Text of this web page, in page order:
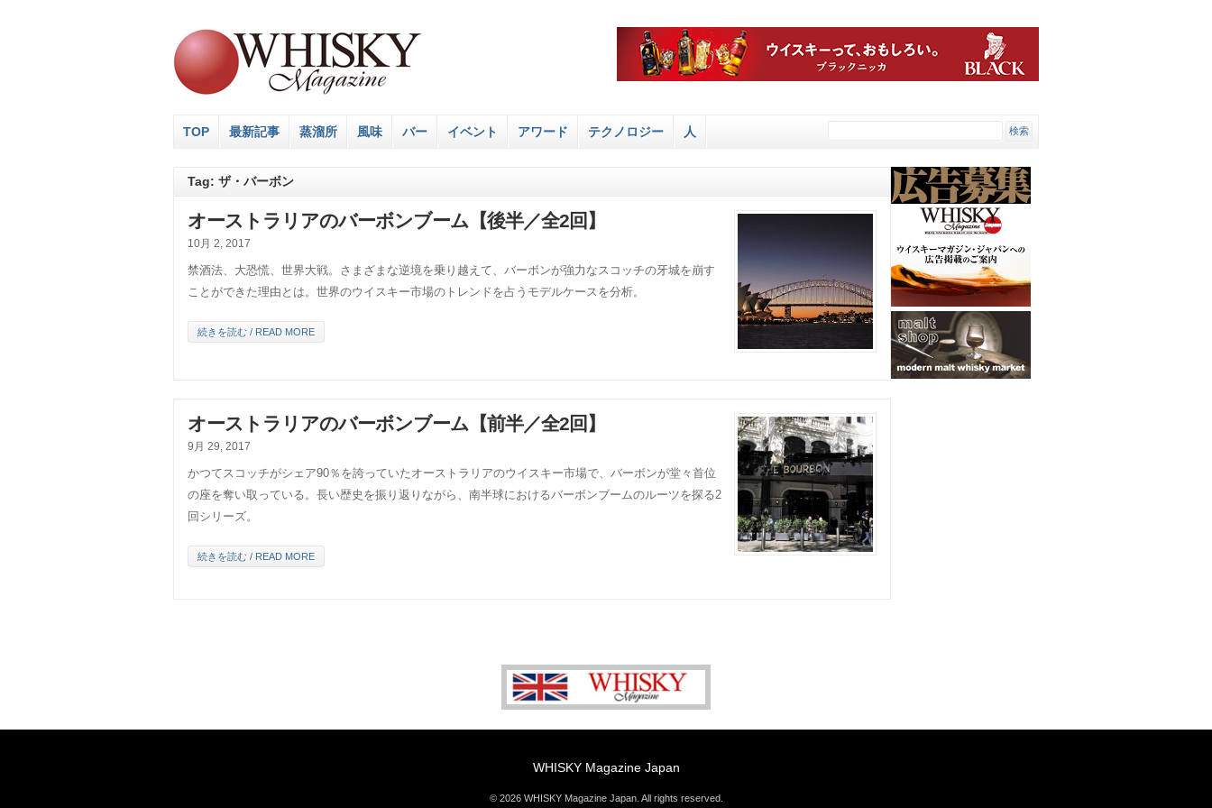
TOP 最新記事 蒸溜所 風味 バー イベント アワード テクノロジー 人
Tag: ザ・バーボン
オーストラリアのバーボンブーム【後半／全2回】
10月 2, 2017
禁酒法、大恐慌、世界大戦。さまざまな逆境を乗り越えて、バーボンが強力なスコッチの牙城を崩す
ことができた理由とは。世界のウイスキー市場のトレンドを占うモデルケースを分析。
続きを読む / READ MORE
オーストラリアのバーボンブーム【前半／全2回】
9月 29, 2017
かつてスコッチがシェア90％を誇っていたオーストラリアのウイスキー市場で、バーボンが堂々首位
の座を奪い取っている。長い歴史を振り返りながら、南半球におけるバーボンブームのルーツを探る2
回シリーズ。
続きを読む / READ MORE
WHISKY Magazine Japan
© 2026 WHISKY Magazine Japan. All rights reserved.